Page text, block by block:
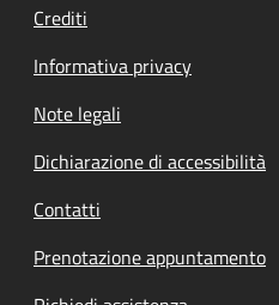
Crediti
Informativa privacy
Note legali
Dichiarazione di accessibilità
Contatti
Prenotazione appuntamento